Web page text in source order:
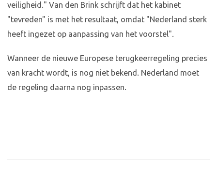
veiligheid." Van den Brink schrijft dat het kabinet
"tevreden" is met het resultaat, omdat "Nederland sterk
heeft ingezet op aanpassing van het voorstel".
Wanneer de nieuwe Europese terugkeerregeling precies
van kracht wordt, is nog niet bekend. Nederland moet
de regeling daarna nog inpassen.